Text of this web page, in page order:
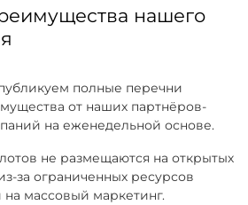
нашего
полные перечни
от наших партнёров-
на еженедельной основе.
не размещаются на открытых
за ограниченных ресурсов
на массовый маркетинг.